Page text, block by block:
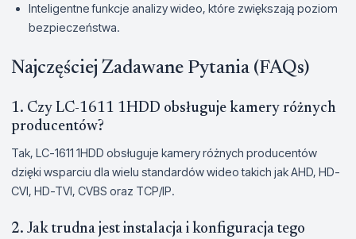
Inteligentne funkcje analizy wideo, które zwiększają poziom
bezpieczeństwa.
Najczęściej Zadawane Pytania (FAQs)
1. Czy LC-1611 1HDD obsługuje kamery różnych
producentów?
Tak, LC-1611 1HDD obsługuje kamery różnych producentów
dzięki wsparciu dla wielu standardów wideo takich jak AHD, HD-
CVI, HD-TVI, CVBS oraz TCP/IP.
2. Jak trudna jest instalacja i konfiguracja tego